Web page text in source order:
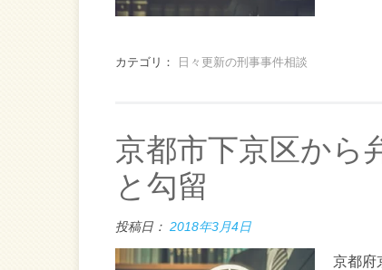
カテゴリ： 日々更新の刑事事件相談
京都市下京区から
と勾留
投稿日： 2018年3月4日
京都府